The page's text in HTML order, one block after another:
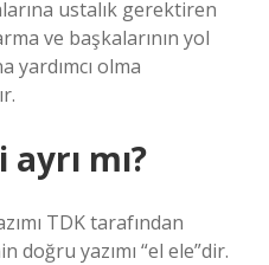
ustalık gerektiren
ve başkalarının yol
yardımcı olma
mı?
TDK tarafından
doğru yazımı “el ele”dir.